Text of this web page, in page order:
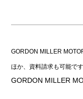
GORDON MILLER
ほか、資料請求も可能です
GORDON MILLER